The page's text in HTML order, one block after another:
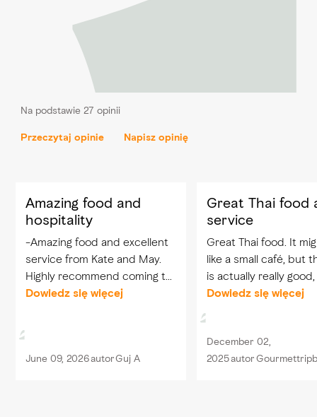
Na podstawie 27 opinii
Przeczytaj opinie Napisz opinię
Amazing food and
hospitality
-Amazing food and excellent
service from Kate and May.
Highly recommend coming to
this restaurant..
Dowiedz się więcej
June 09, 2026autorGuj A
Great Thai food
service
Great Thai food. It
like a small café, but
is actually really
flavours. Top for us: -
Congratulations to
Dowiedz się więcej
December 02,
2025autor